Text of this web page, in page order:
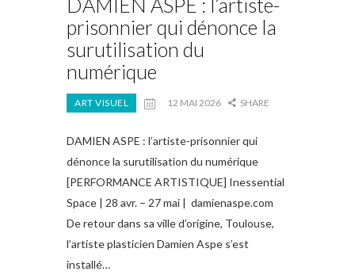
prisonnier qui dénonce la
surutilisation du
numérique
ART VISUEL 12 MAI 2026 SHARE
DAMIEN ASPE : l’artiste-prisonnier qui
dénonce la surutilisation du numérique
[PERFORMANCE ARTISTIQUE] Inessential
Space | 28 avr. – 27 mai | damienaspe.com
De retour dans sa ville d’origine, Toulouse,
l’artiste plasticien Damien Aspe s’est
installé…